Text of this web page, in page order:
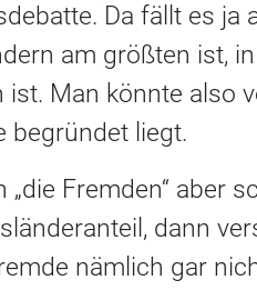
Da fällt es ja
am größten ist,
ist. Man könnte also
begründet liegt.
„die Fremden“ aber
dann
nämlich gar